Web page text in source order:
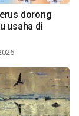
dorong
usaha di